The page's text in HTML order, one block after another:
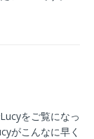
をご覧になっ
がこんなに早く